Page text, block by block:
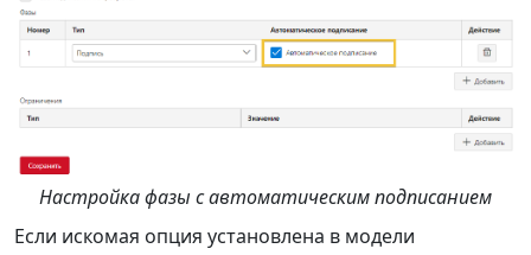
Настройка фазы с автоматическим подписанием
Если искомая опция установлена в модели